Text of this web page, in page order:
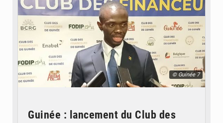
© Guinée 7
Guinée : lancement du Club des